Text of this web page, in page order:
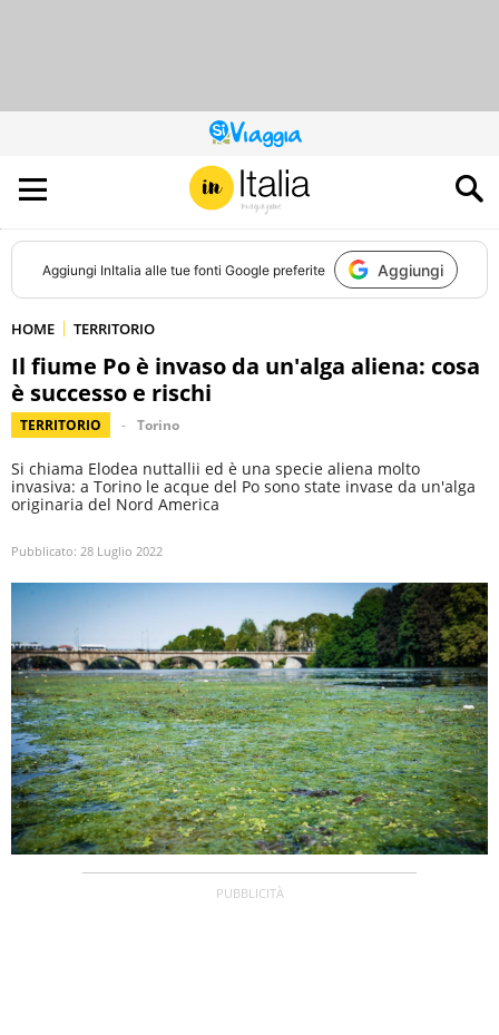
QUESTO
SITO
CONTRIBUISCE
ALL’AUDIENCE
DI
Aggiungi InItalia alle tue fonti Google preferite Aggiungi
HOME TERRITORIO
Il fiume Po è invaso da un'alga aliena: cosa
è successo e rischi
TERRITORIO Torino
Si chiama Elodea nuttallii ed è una specie aliena molto
invasiva: a Torino le acque del Po sono state invase da un'alga
originaria del Nord America
Pubblicato: 28 Luglio 2022